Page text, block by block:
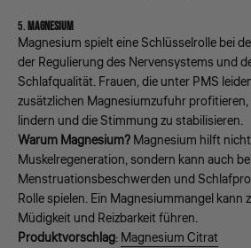
5. MAGNESIUM
Magnesium spielt eine Schlüsselrolle bei
der Regulierung des Nervensystems und
Schlafqualität. Frauen, die unter PMS
zusätzlichen Magnesiumzufuhr
lindern und die Stimmung zu stabilisieren.
Warum Magnesium? Magnesium hilft
Muskelregeneration, sondern kann auch
Menstruationsbeschwerden und
Rolle spielen. Ein Magnesiummangel kann
Müdigkeit und Reizbarkeit führen.
Produktvorschlag: Magnesium Citrat